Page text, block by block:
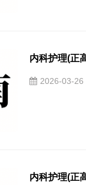
内科护理(正
2026-03-26
内科护理(正